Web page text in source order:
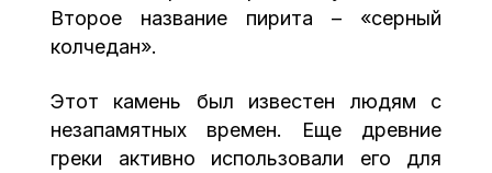
Второе название пирита – «серный
колчедан».
Этот камень был известен людям с
незапамятных времен. Еще древние
греки активно использовали его для